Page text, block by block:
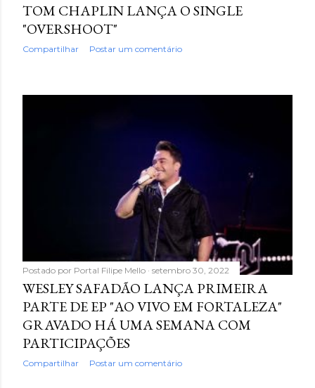
TOM CHAPLIN LANÇA O SINGLE
"OVERSHOOT"
Compartilhar Postar um comentário
Postado por Portal Filipe Mello setembro 30, 2022
WESLEY SAFADÃO LANÇA PRIMEIRA
PARTE DE EP "AO VIVO EM FORTALEZA"
GRAVADO HÁ UMA SEMANA COM
PARTICIPAÇÕES
Compartilhar Postar um comentário